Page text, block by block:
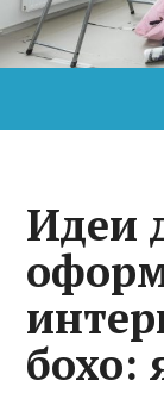
Идеи
бохо: